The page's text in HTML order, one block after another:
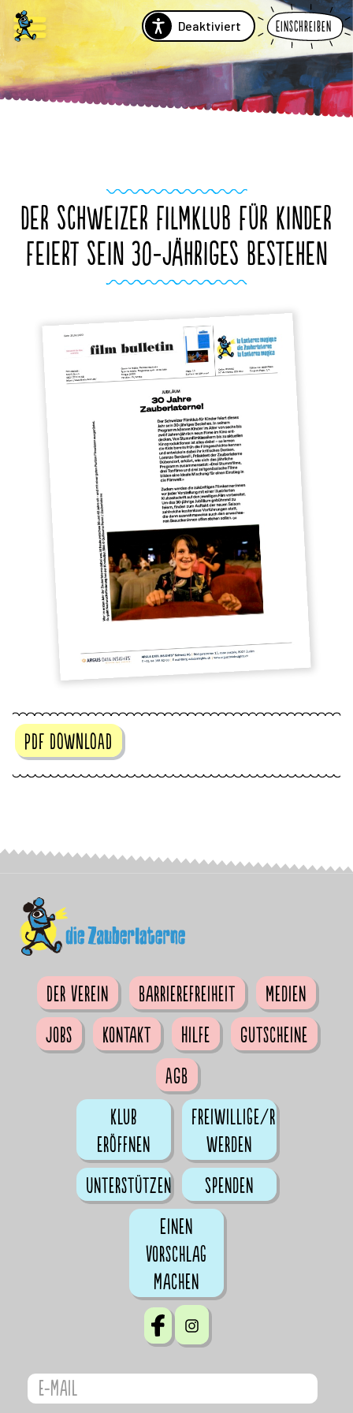
Deaktiviert Einschreiben
DER SCHWEIZER FILMKLUB FÜR KINDER
FEIERT SEIN 30-JÄHRIGES BESTEHEN
PDF DOWNLOAD
Der Verein Barrierefreiheit
Medien
Jobs
Kontakt Hilfe
Gutscheine
AGB
Klub
eröffnen
Freiwillige/r
werden
Unterstützen
Spenden
Einen
Vorschlag
machen